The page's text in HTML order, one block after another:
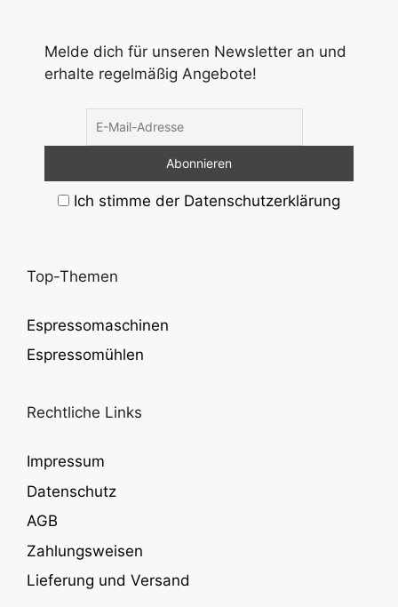
Melde dich für unseren Newsletter an und
erhalte regelmäßig Angebote!
Ich stimme der Datenschutzerklärung
Top-Themen
Espressomaschinen
Espressomühlen
Rechtliche Links
Impressum
Datenschutz
AGB
Zahlungsweisen
Lieferung und Versand